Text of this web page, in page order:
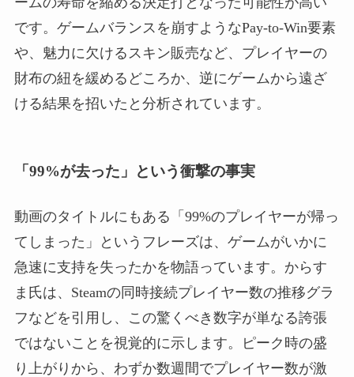
です。ゲームバランスを崩すようなPay-to-Win要素
や、魅力に欠けるスキン販売など、プレイヤーの
財布の紐を緩めるどころか、逆にゲームから遠ざ
ける結果を招いたと分析されています。
「99%が去った」という衝撃の事実
動画のタイトルにもある「99%のプレイヤーが帰っ
てしまった」というフレーズは、ゲームがいかに
急速に支持を失ったかを物語っています。からす
ま氏は、Steamの同時接続プレイヤー数の推移グラ
フなどを引用し、この驚くべき数字が単なる誇張
ではないことを視覚的に示します。ピーク時の盛
り上がりから、わずか数週間でプレイヤー数が激